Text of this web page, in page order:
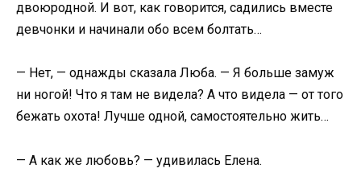
двоюродной. И вот, как говорится, садились вместе
девчонки и начинали обо всем болтать…
— Нет, — однажды сказала Люба. — Я больше замуж
ни ногой! Что я там не видела? А что видела — от того
бежать охота! Лучше одной, самостоятельно жить…
— А как же любовь? — удивилась Елена.